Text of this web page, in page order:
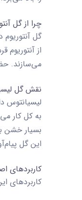
چرا از گل
گل
از
می‌سازند.
نقش گل
لیسیانتوس
به کل کار
بسیار خشن
این گل
کاربردهای اصلی تاج
کاربردهای